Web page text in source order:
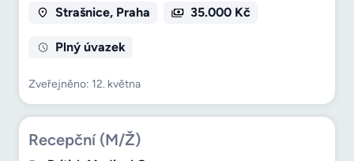
Strašnice, Praha 35.000 Kč
Plný úvazek
Zveřejněno: 12. května
Recepční (M/Ž)